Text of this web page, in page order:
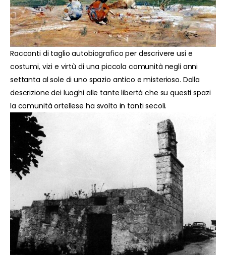
Racconti di taglio autobiografico per descrivere usi e
costumi, vizi e virtù di una piccola comunità negli anni
settanta al sole di uno spazio antico e misterioso. Dalla
descrizione dei luoghi alle tante libertà che su questi spazi
la comunità ortellese ha svolto in tanti secoli.